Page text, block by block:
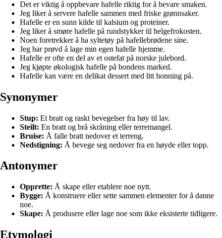
Det er viktig å oppbevare hafelle riktig for å bevare smaken.
Jeg liker å servere hafelle sammen med friske grønnsaker.
Hafelle er en sunn kilde til kalsium og proteiner.
Jeg liker å smøre hafelle på rundstykker til helgefrokosten.
Noen foretrekker å ha syltetøy på hafellebrødene sine.
Jeg har prøvd å lage min egen hafelle hjemme.
Hafelle er ofte en del av et ostefat på norske julebord.
Jeg kjøpte økologisk hafelle på bondens marked.
Hafelle kan være en delikat dessert med litt honning på.
Synonymer
Stup: Et bratt og raskt bevegelser fra høy til lav.
Steilt: En bratt og brå skråning eller terremangel.
Bruise: Å falle bratt nedover et terreng.
Nedstigning: Å bevege seg nedover fra en høyde eller topp.
Antonymer
Opprette: Å skape eller etablere noe nytt.
Bygge: Å konstruere eller sette sammen elementer for å danne
noe.
Skape: Å produsere eller lage noe som ikke eksisterte tidligere.
Etymologi